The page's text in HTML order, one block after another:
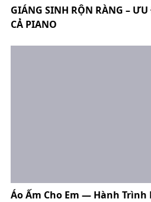
GIÁNG SINH RỘN RÀNG –
CẢ PIANO
Áo Ấm Cho Em — Hành Trình